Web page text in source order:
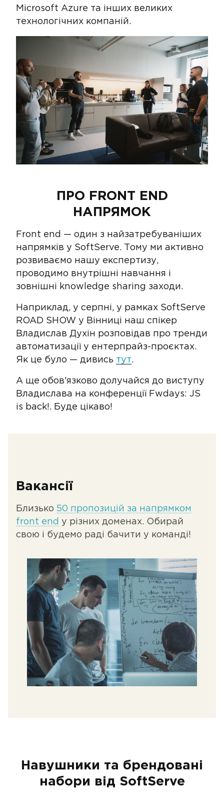
Microsoft Azure та інших великих
технологічних компаній.
ПРО FRONT END
НАПРЯМОК
Front end — один з найзатребуваніших
напрямків у SoftServe. Тому ми активно
розвиваємо нашу експертизу,
проводимо внутрішні навчання і
зовнішні knowledge sharing заходи.
Наприклад, у серпні, у рамках SoftServe
ROAD SHOW у Вінниці наш спікер
Владислав Духін розповідав про тренди
автоматизації у ентерпрайз-проєктах.
Як це було — дивись тут.
А ще обов'язково долучайся до виступу
Владислава на конференції Fwdays: JS
is back!. Буде цікаво!
Вакансії
Близько 50 пропозицій за напрямком
front end у різних доменах. Обирай
свою і будемо раді бачити у команді!
Навушники та брендовані
набори від SoftServe